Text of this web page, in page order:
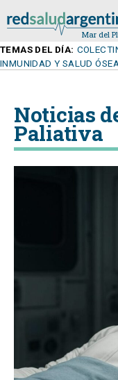
TEMAS DEL DÍA:
INMUNIDAD Y SALUD ÓSEA
Noticias
Paliativa